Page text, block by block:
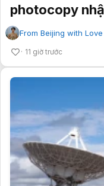
photocopy
From Beijing with Love
11 giờ trước